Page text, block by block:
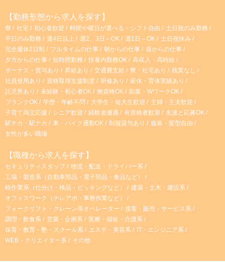
【勤務形態から求人を探す】
寮 社宅 初心者歓迎 時間や曜日が選べる・シフト自由
土日祝のみ勤務
平日のみ勤務
週4日以上 週2、3日～OK 週1日～OK
土日祝休み
完全週休2日制
フルタイムの仕事 朝からの仕事
昼からの仕事
夕方からの仕事
短時間勤務 扶養内勤務OK
高収入・高時給
ボーナス・賞与あり
昇給あり 交通費支給 寮・社宅あり
残業なし
社員登用あり
資格取得支援制度 研修あり
産休・育休実績あり
託児所あり
未経験・初心者OK 無資格OK
副業・WワークOK
ブランクOK
学歴・年齢不問 大学生・短大生歓迎
主婦・主夫歓迎
子育て両立応援
シニア歓迎 経験者優遇 有資格者歓迎
友達と応募OK
駅チカ・駅ナカ
車・バイク通勤OK 制服貸与あり
服装・髪型自由
女性が多い職場
【職種から求人を探す】
セキュリティスタッフ
物流・配送・ドライバー系
工場・製造系（自動車部品・電子部品・食品など）
軽作業系（仕分け・検品・ピッキングなど）
建築・土木・建設系
オフィスワーク（テレアポ・事務作業など）
フォークリフト・クレーン等オペレーター
接客・販売・サービス系
調理・飲食系
営業・企画系
医療・福祉・介護系
保育・教育・塾・スクール系
エステ・美容系
IT・エンジニア系
WEB・クリエイター系
その他